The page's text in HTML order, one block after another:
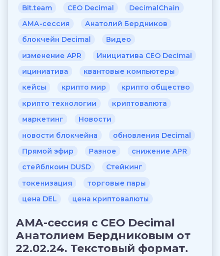
Bit.team
CEO Decimal
DecimalChain
АМА-сессия
Анатолий Бердников
блокчейн Decimal
Видео
изменение APR
Инициатива CEO Decimal
ициниатива
квантовые компьютеры
кейсы
крипто мир
крипто общество
крипто технологии
криптовалюта
маркетинг
Новости
новости блокчейна
обновления Decimal
Прямой эфир
Разное
снижение APR
стейблкоин DUSD
Стейкинг
токенизация
торговые пары
цена DEL
цена криптовалюты
АМА-сессия с CEO Decimal
Анатолием Бердниковым от
22.02.24. Текстовый формат.